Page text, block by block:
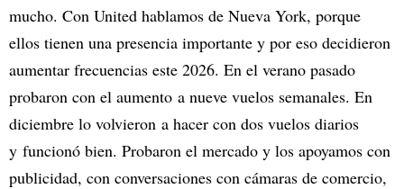
mucho. Con United hablamos de Nueva York, porque
ellos tienen una presencia importante y por eso decidieron
aumentar frecuencias este 2026. En el verano pasado
probaron con el aumento a nueve vuelos semanales. En
diciembre lo volvieron a hacer con dos vuelos diarios
y funcionó bien. Probaron el mercado y los apoyamos con
publicidad, con conversaciones con cámaras de comercio,